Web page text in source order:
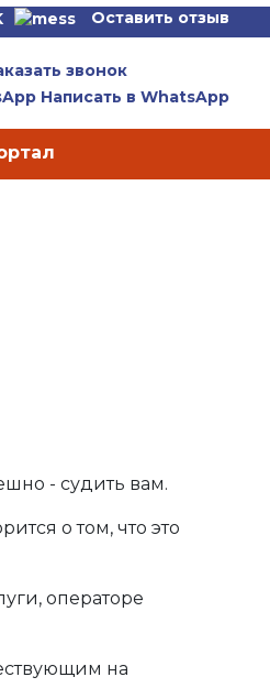
Оставить отзыв
звонок
Написать в WhatsApp
- судить вам.
о том, что это
операторе
на